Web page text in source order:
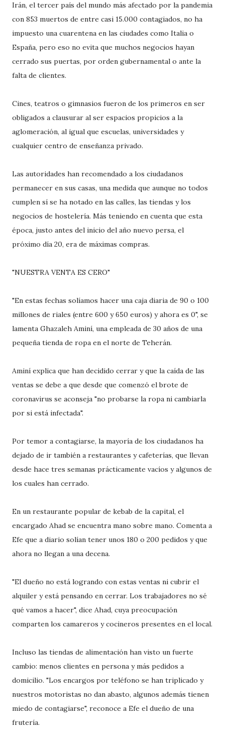
Irán, el tercer país del mundo más afectado por la pandemia
con 853 muertos de entre casi 15.000 contagiados, no ha
impuesto una cuarentena en las ciudades como Italia o
España, pero eso no evita que muchos negocios hayan
cerrado sus puertas, por orden gubernamental o ante la
falta de clientes.
Cines, teatros o gimnasios fueron de los primeros en ser
obligados a clausurar al ser espacios propicios a la
aglomeración, al igual que escuelas, universidades y
cualquier centro de enseñanza privado.
Las autoridades han recomendado a los ciudadanos
permanecer en sus casas, una medida que aunque no todos
cumplen sí se ha notado en las calles, las tiendas y los
negocios de hostelería. Más teniendo en cuenta que esta
época, justo antes del inicio del año nuevo persa, el
próximo día 20, era de máximas compras.
"NUESTRA VENTA ES CERO"
"En estas fechas solíamos hacer una caja diaria de 90 o 100
millones de riales (entre 600 y 650 euros) y ahora es 0", se
lamenta Ghazaleh Aminí, una empleada de 30 años de una
pequeña tienda de ropa en el norte de Teherán.
Aminí explica que han decidido cerrar y que la caída de las
ventas se debe a que desde que comenzó el brote de
coronavirus se aconseja "no probarse la ropa ni cambiarla
por si está infectada".
Por temor a contagiarse, la mayoría de los ciudadanos ha
dejado de ir también a restaurantes y cafeterías, que llevan
desde hace tres semanas prácticamente vacíos y algunos de
los cuales han cerrado.
En un restaurante popular de kebab de la capital, el
encargado Ahad se encuentra mano sobre mano. Comenta a
Efe que a diario solían tener unos 180 o 200 pedidos y que
ahora no llegan a una decena.
"El dueño no está logrando con estas ventas ni cubrir el
alquiler y está pensando en cerrar. Los trabajadores no sé
qué vamos a hacer", dice Ahad, cuya preocupación
comparten los camareros y cocineros presentes en el local.
Incluso las tiendas de alimentación han visto un fuerte
cambio: menos clientes en persona y más pedidos a
domicilio. "Los encargos por teléfono se han triplicado y
nuestros motoristas no dan abasto, algunos además tienen
miedo de contagiarse", reconoce a Efe el dueño de una
frutería.